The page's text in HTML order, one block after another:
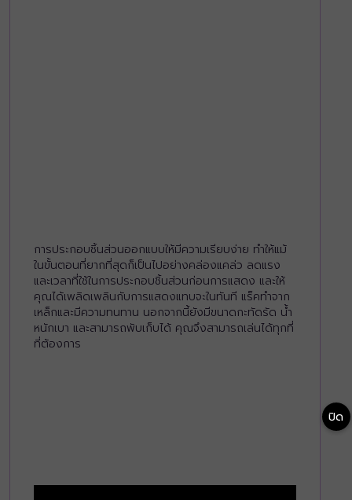
การประกอบชิ้นส่วนออกแบบให้มีความเรียบง่าย ทำให้แม้
ในขั้นตอนที่ยากที่สุดก็เป็นไปอย่างคล่องแคล่ว ลดแรง
และเวลาที่ใช้ในการประกอบชิ้นส่วนก่อนการแสดง และให้
คุณได้เพลิดเพลินกับการแสดงแทบจะในทันที แร็คทำจาก
เหล็กและมีความทนทาน นอกจากนี้ยังมีขนาดกะทัดรัด น้ำ
หนักเบา และสามารถพับเก็บได้ คุณจึงสามารถเล่นได้ทุกที่
ที่ต้องการ
ปิด